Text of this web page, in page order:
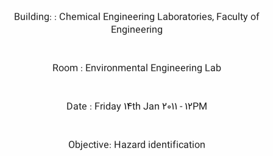
Building: : Chemical Engineering Laboratories, Faculty of
Engineering​
Room : Environmental Engineering Lab​
Date : Friday 14th Jan 2011 - 12PM​
Objective: Hazard identification